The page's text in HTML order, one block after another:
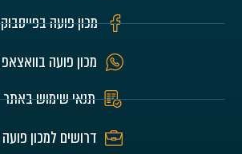
מכון פועה בפייסבוק
מכון פועה בוואצאפ
תנאי שימוש באתר
דרושים למכון פועה